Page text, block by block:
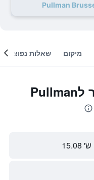
מיקום שאלות נפוצות
המבצעים הטובים ביותר לPullman
ש' 15.08